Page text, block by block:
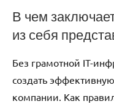
В чем
из себя
Без грамотной IT-
создать
компании. Как